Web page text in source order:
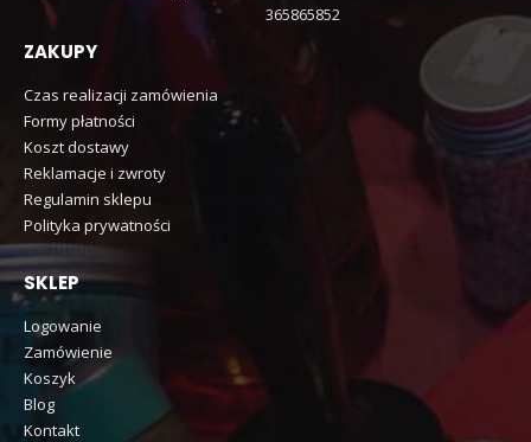
365865852
ZAKUPY
Czas realizacji zamówienia
Formy płatności
Koszt dostawy
Reklamacje i zwroty
Regulamin sklepu
Polityka prywatności
SKLEP
Logowanie
Zamówienie
Koszyk
Blog
Kontakt